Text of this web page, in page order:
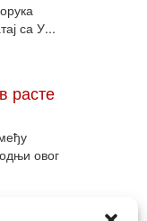
са У...
расте
овог